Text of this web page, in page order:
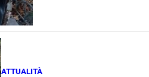
ATTUALITÀ